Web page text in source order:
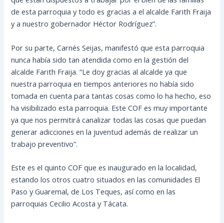
de esta parroquia y todo es gracias a el alcalde Farith Fraija
y a nuestro gobernador Héctor Rodríguez”.
Por su parte, Carnés Seijas, manifestó que esta parroquia
nunca había sido tan atendida como en la gestión del
alcalde Farith Fraija. “Le doy gracias al alcalde ya que
nuestra parroquia en tiempos anteriores no había sido
tomada en cuenta para tantas cosas como lo ha hecho, eso
ha visibilizado esta parroquia. Este COF es muy importante
ya que nos permitirá canalizar todas las cosas que puedan
generar adicciones en la juventud además de realizar un
trabajo preventivo”.
Este es el quinto COF que es inaugurado en la localidad,
estando los otros cuatro situados en las comunidades El
Paso y Guaremal, de Los Teques, así como en las
parroquias Cecilio Acosta y Tácata.